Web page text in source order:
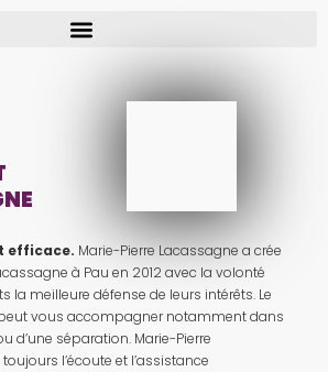
efficace. Marie-Pierre Lacassagne a crée
à Pau en 2012 avec la volonté
la meilleure défense de leurs intérêts. Le
vous accompagner notamment dans
d’une séparation. Marie-Pierre
l’écoute et l’assistance